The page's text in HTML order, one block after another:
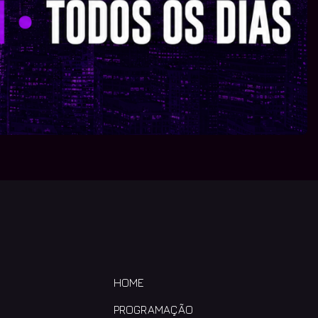
HOME
PROGRAMAÇÃO